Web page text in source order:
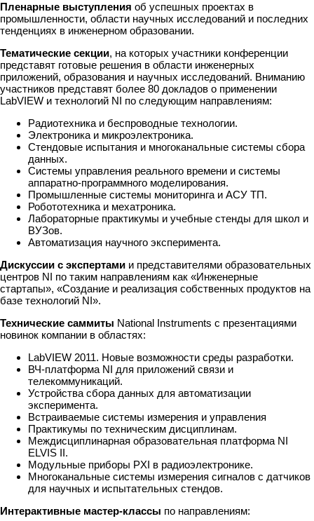
Пленарные выступления об успешных проектах в
промышленности, области научных исследований и последних
тенденциях в инженерном образовании.
Тематические секции, на которых участники конференции
представят готовые решения в области инженерных
приложений, образования и научных исследований. Вниманию
участников представят более 80 докладов о применении
LabVIEW и технологий NI по следующим направлениям:
Радиотехника и беспроводные технологии.
Электроника и микроэлектроника.
Стендовые испытания и многоканальные системы сбора
данных.
Системы управления реального времени и системы
аппаратно-программного моделирования.
Промышленные системы мониторинга и АСУ ТП.
Робототехника и мехатроника.
Лабораторные практикумы и учебные стенды для школ и
ВУЗов.
Автоматизация научного эксперимента.
Дискуссии с экспертами и представителями образовательных
центров NI по таким направлениям как «Инженерные
стартапы», «Создание и реализация собственных продуктов на
базе технологий NI».
Технические саммиты National Instruments с презентациями
новинок компании в областях:
LabVIEW 2011. Новые возможности среды разработки.
ВЧ-платформа NI для приложений связи и
телекоммуникаций.
Устройства сбора данных для автоматизации
эксперимента.
Встраиваемые системы измерения и управления
Практикумы по техническим дисциплинам.
Междисциплинарная образовательная платформа NI
ELVIS II.
Модульные приборы PXI в радиоэлектронике.
Многоканальные системы измерения сигналов с датчиков
для научных и испытательных стендов.
Интерактивные мастер-классы по направлениям: